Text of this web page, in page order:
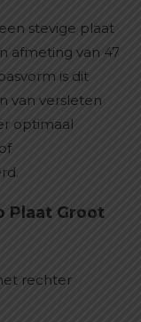
stevige plaat
afmeting van 47
is dit
van versleten
optimaal
Plaat Groot
rechter